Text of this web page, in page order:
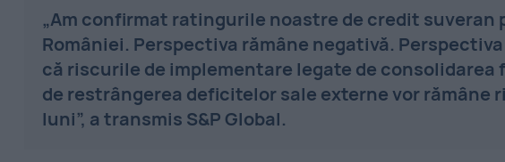
„Am confirmat ratingurile noastre de credit suveran
României. Perspectiva rămâne negativă.
că riscurile de implementare legate de consolidarea
de restrângerea deficitelor sale externe vor rămâne
luni”, a transmis S&P Global.